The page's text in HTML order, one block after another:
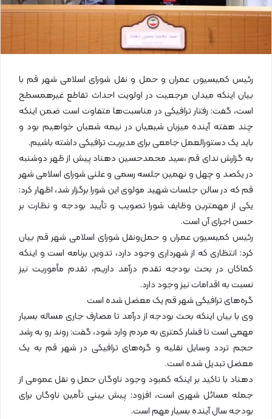
رئیس کمیسیون عمران و حمل‌ و نقل شورای اسلامی شهر قم با
بیان اینکه میدان مرجعیت در اولویت احداث تقاطع غیرهمسطح
است، گفت: رفتار ترافیکی در مناسبت‌ها متفاوت است ضمن اینکه
چند هفته آینده میزبان شیعیان در نیمه شعبان خواهیم بود و
باید یک دستورالعمل جامعی برای مدیریت ترافیکی داشته باشیم.
به گزارش ندای قم ،سید محمدحسین دهناد پیش از ظهر دوشنبه
در یکصد و چهل و نهمین جلسه رسمی و علنی شورای اسلامی شهر
قم که در سالن جلسات شهید مولوی این شورا برگزار شد، اظهار کرد:
یکی از مهمترین وظایف شورا تصویب و تأیید بودجه و نظارت بر
حسن اجرای آن است.
رئیس کمیسیون عمران و حمل‌ونقل شورای اسلامی شهر قم بیان
کرد: انتظاری که از شهرداری وجود دارد، تدوین برنامه است و اینکه
کماکان در بحث بودجه تقدم درآمد داریم، تقدم مأموریت نیز
نسبت به اقدامات نیز وجود دارد.
گره‌های ترافیکی شهر قم یک معضل شده است
وی با بیان اینکه بحث بودجه از درآمد تا مصارف جاری مساله بسیار
مهمی است تا فشار کمتری به مردم وارد شود، گفت: روند رو به رشد
حجم تردد وسایل نقلیه و گره‌های ترافیکی در شهر قم به یک
معضل تبدیل شده است.
دهناد با تاکید بر اینکه کمبود وجود ناوگان حمل و نقل عمومی از
جمله مسائل شهری است، افزود: پیش بینی تأمین ناوگان برای
بودجه سال آینده بسیار مهم است.